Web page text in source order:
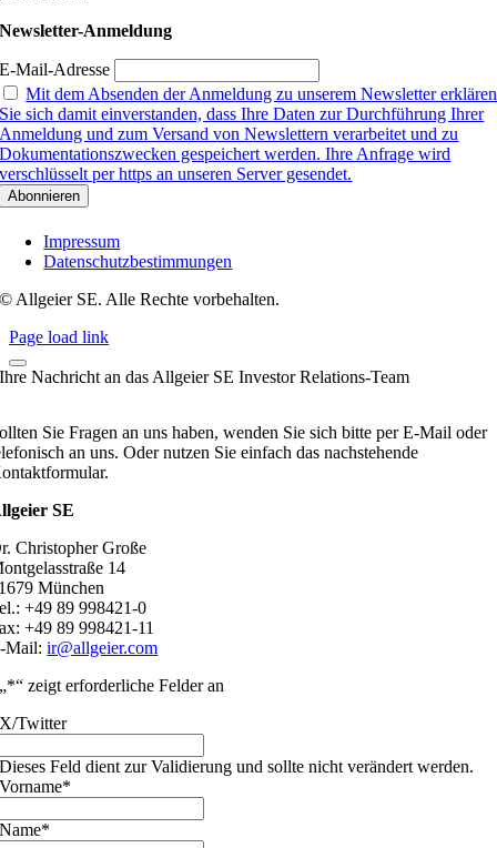
Newsletter-Anmeldung
E-Mail-Adresse
Mit dem Absenden der Anmeldung zu unserem Newsletter erklären
Sie sich damit einverstanden, dass Ihre Daten zur Durchführung Ihrer
Anmeldung und zum Versand von Newslettern verarbeitet und zu
Dokumentationszwecken gespeichert werden. Ihre Anfrage wird
verschlüsselt per https an unseren Server gesendet.
Impressum
Datenschutzbestimmungen
© Allgeier SE. Alle Rechte vorbehalten.
Page load link
Ihre Nachricht an das Allgeier SE Investor Relations-Team
Sie Fragen an uns haben, wenden Sie sich bitte per E-Mail oder
an uns. Oder nutzen Sie einfach das nachstehende
SE
Christopher Große
14
München
+49 89 998421-0
+49 89 998421-11
Mail:ir@allgeier.com
„*“ zeigt erforderliche Felder an
X/Twitter
Dieses Feld dient zur Validierung und sollte nicht verändert werden.
Vorname*
Name*